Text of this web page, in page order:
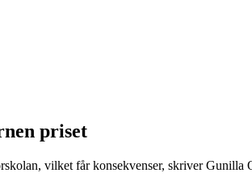
priset
vilket får konsekvenser, skriver